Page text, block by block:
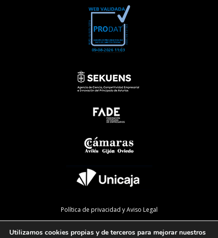
Política de privacidad y Aviso Legal
Utilizamos cookies propias y de terceros para mejorar nuestros